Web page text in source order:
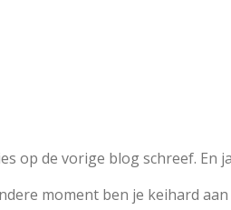
op de vorige blog schreef. En
moment ben je keihard